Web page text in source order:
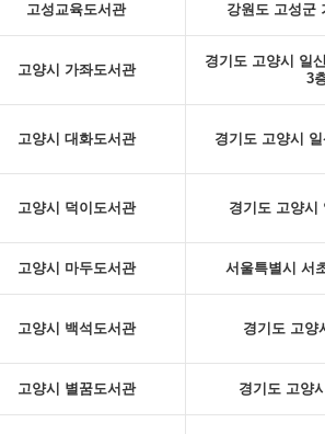
고성교육도서관 강원도 고성군
고양시 가좌도서관
경기도 고양시 일
3
고양시 대화도서관 경기도 고양시
고양시 덕이도서관 경기도 고양시
고양시 마두도서관 서울특별시 서
고양시 백석도서관 경기도 고양
고양시 별꿈도서관 경기도 고양